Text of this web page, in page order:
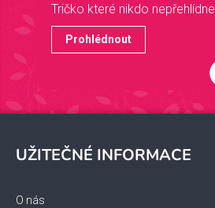
Tričko které nikdo nepřehlídne
Prohlédnout
UŽITEČNÉ INFORMACE
O nás